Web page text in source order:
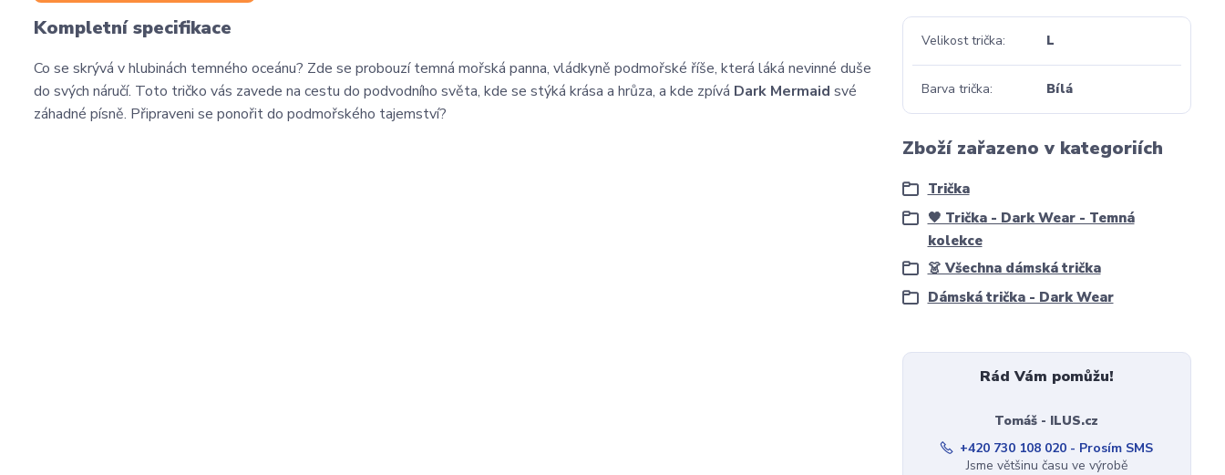
Kompletní specifikace
Co se skrývá v hlubinách temného oceánu? Zde se probouzí temná mořská panna, vládkyně podmořské říše, která láká nevinné duše
do svých náručí. Toto tričko vás zavede na cestu do podvodního světa, kde se stýká krása a hrůza, a kde zpívá Dark Mermaid své
záhadné písně. Připraveni se ponořit do podmořského tajemství?
Velikost trička L
Barva trička Bílá
Zboží zařazeno v kategoriích
Trička
🖤 Trička - Dark Wear - Temná
kolekce
👗 Všechna dámská trička
Dámská trička - Dark Wear
Rád Vám pomůžu!
Tomáš - ILUS.cz
+420 730 108 020 - Prosím SMS
Jsme většinu času ve výrobě